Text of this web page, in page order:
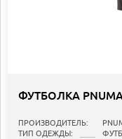
ФУТБОЛКА PNUMA
ПРОИЗВОДИТЕЛЬ:
ТИП ОДЕЖДЫ: